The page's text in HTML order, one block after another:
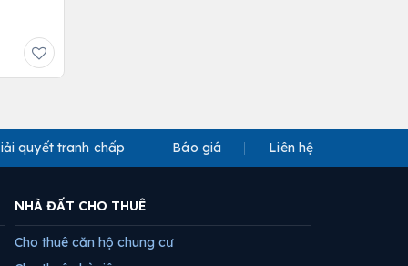
quyết tranh chấp Báo giá Liên hệ
NHÀ ĐẤT CHO THUÊ
Cho thuê căn hộ chung cư